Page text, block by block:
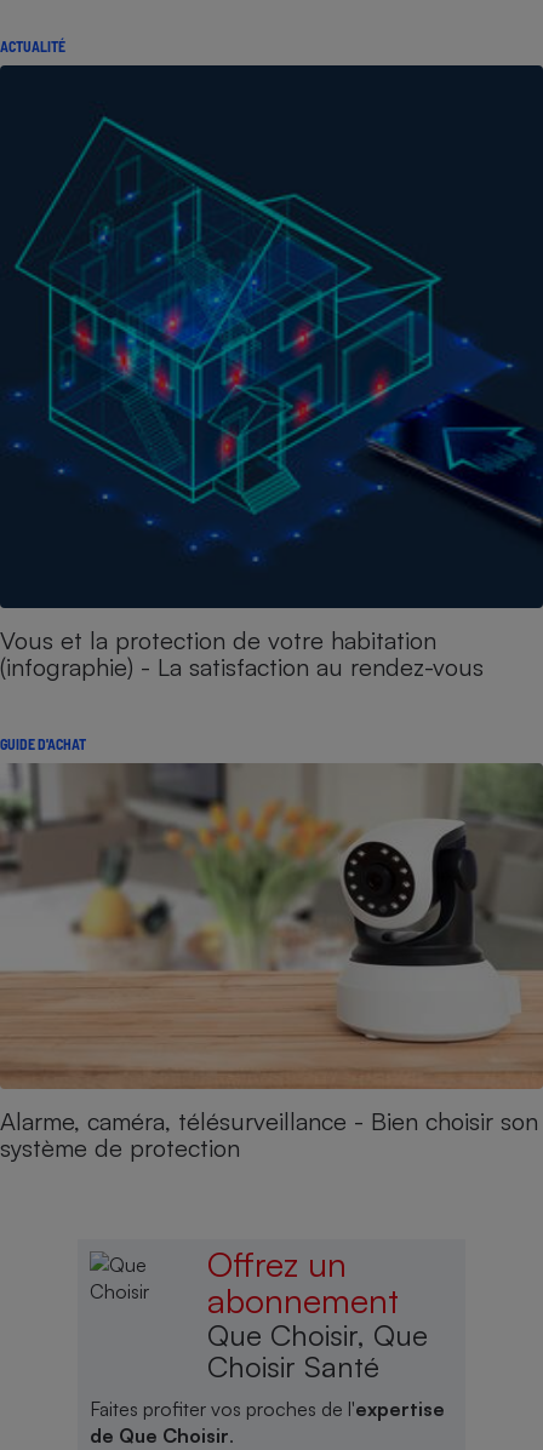
ACTUALITÉ
Vous et la protection de votre habitation
(infographie) - La satisfaction au rendez-vous
GUIDE D'ACHAT
Alarme, caméra, télésurveillance - Bien choisir son
système de protection
Offrez un
abonnement
Que Choisir, Que
Choisir Santé
Faites profiter vos proches de l'expertise
de Que Choisir.